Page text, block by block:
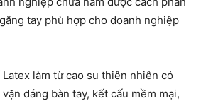
tay phù hợp cho doanh nghiệp
làm từ cao su thiên nhiên có
dáng bàn tay, kết cấu mềm mại,